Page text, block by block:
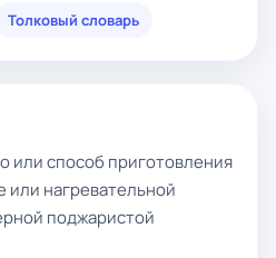
Толковый словарь
или способ приготовления
или нагревательной
поджаристой